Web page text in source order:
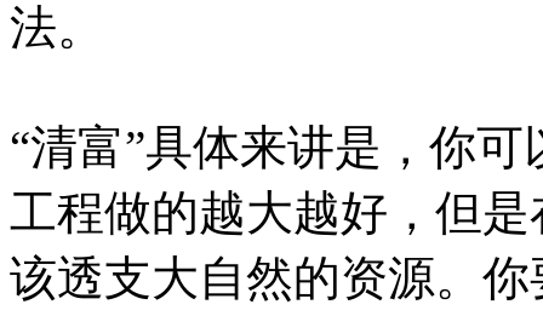
法。
“清富”具体来讲是，你
工程做的越大越好，但
该透支大自然的资源。